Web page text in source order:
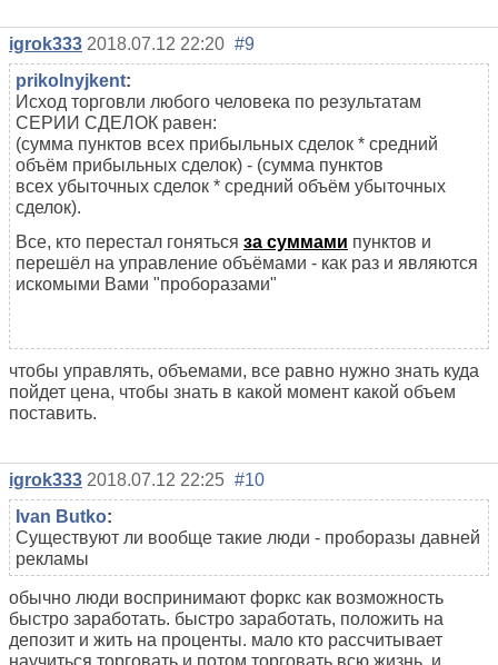
igrok333 2018.07.12 22:20 #9
prikolnyjkent:
Исход торговли любого человека по результатам
СЕРИИ СДЕЛОК равен:
(сумма пунктов всех прибыльных сделок * средний
объём прибыльных сделок) - (сумма пунктов
всех убыточных сделок * средний объём убыточных
сделок).
Все, кто перестал гоняться за суммами пунктов и
перешёл на управление объёмами - как раз и являются
искомыми Вами "проборазами"
чтобы управлять, объемами, все равно нужно знать куда
пойдет цена, чтобы знать в какой момент какой объем
поставить.
igrok333 2018.07.12 22:25 #10
Ivan Butko:
Существуют ли вообще такие люди - проборазы давней
рекламы
обычно люди воспринимают форкс как возможность
быстро заработать. быстро заработать, положить на
депозит и жить на проценты. мало кто рассчитывает
научиться торговать и потом торговать всю жизнь, и